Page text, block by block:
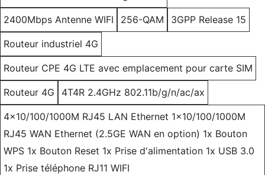
2400Mbps Antenne WIFI 256-QAM 3GPP Release 15
Routeur industriel 4G
Routeur CPE 4G LTE avec emplacement pour carte SIM
Routeur 4G 4T4R 2.4GHz 802.11b/g/n/ac/ax
4x10/100/1000M RJ45 LAN Ethernet 1x10/100/1000M
RJ45 WAN Ethernet (2.5GE WAN en option) 1x Bouton
WPS 1x Bouton Reset 1x Prise d'alimentation 1x USB 3.0
1x Prise téléphone RJ11 WIFI